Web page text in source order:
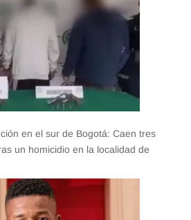
en el sur de Bogotá: Caen tres
un homicidio en la localidad de